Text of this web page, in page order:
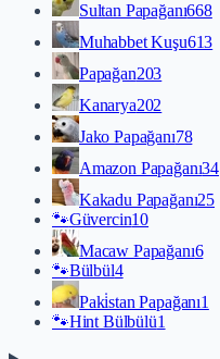
Sultan Papağanı668
Muhabbet Kuşu613
Papağan203
Kanarya202
Jako Papağanı78
Amazon Papağanı34
Kakadu Papağanı25
🐾Güvercin10
Macaw Papağanı6
🐾Bülbül4
Paki̇stan Papağanı1
🐾Hint Bülbülü1